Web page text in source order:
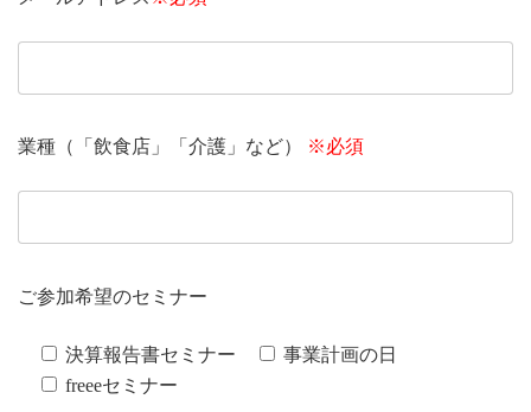
業種（「飲食店」「介護」など） ※必須
ご参加希望のセミナー
決算報告書セミナー
事業計画の日
freeeセミナー